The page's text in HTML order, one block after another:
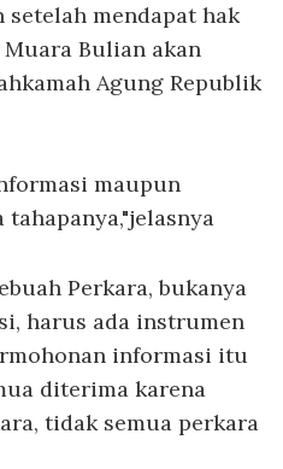
setelah mendapat hak
Bulian akan
Agung Republik
maupun
Perkara, bukanya
harus ada instrumen
informasi itu
diterima karena
tidak semua perkara